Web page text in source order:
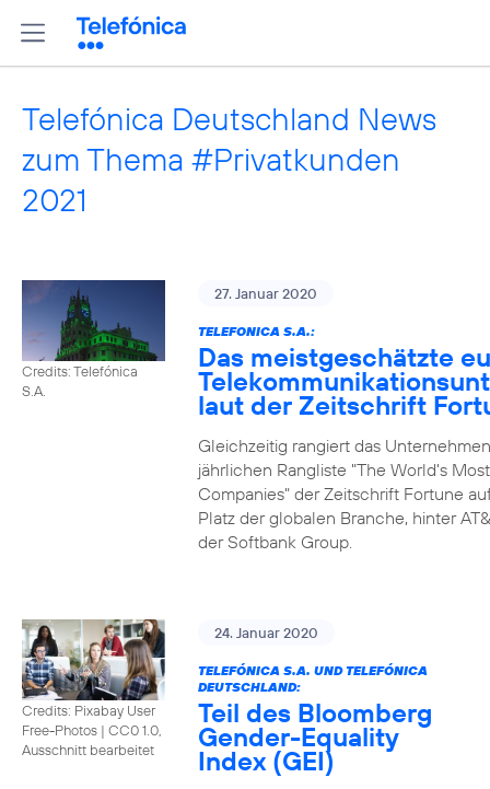
Telefónica Deutschland News
zum Thema #Privatkunden
2021
Credits: Telefónica
S.A.
27. Januar 2020
TELEFONICA S.A.:
Das meistgeschätzte
laut der Zeitschrift
Gleichzeitig rangiert das
jährlichen Rangliste "The World's
Companies" der Zeitschrift Fortune
Platz der globalen Branche, hinter
der Softbank Group.
Credits: Pixabay User
Free-Photos | CC0 1.0,
Ausschnitt bearbeitet
24. Januar 2020
TELEFÓNICA S.A. UND TELEFÓNICA
DEUTSCHLAND:
Teil des Bloomberg
Gender-Equality
Index (GEI)